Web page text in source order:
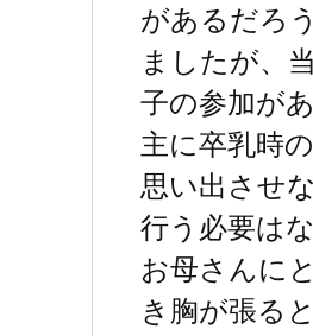
があるだろ
ましたが、
子の参加が
主に卒乳時
思い出させ
行う必要は
お母さんに
き胸が張る